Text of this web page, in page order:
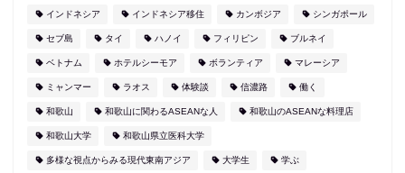
インドネシア インドネシア移住 カンボジア シンガポール
セブ島 タイ ハノイ フィリピン ブルネイ
ベトナム ホテルシーモア ボランティア マレーシア
ミャンマー ラオス 体験談 信濃路 働く
和歌山 和歌山に関わるASEANな人 和歌山のASEANな料理店
和歌山大学 和歌山県立医科大学
多様な視点からみる現代東南アジア 大学生 学ぶ